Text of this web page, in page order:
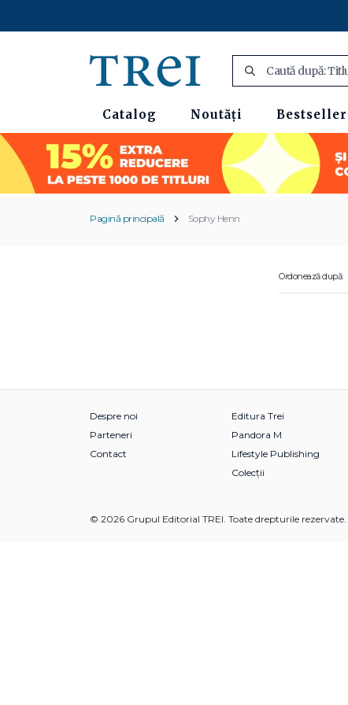
Catalog Noutăți Bestseller
Pagină principală Sophy Henn
Ordonează după:
Despre noi
Parteneri
Contact
Editura Trei
Pandora M
Lifestyle Publishing
Colecții
© 2026 Grupul Editorial TREI. Toate drepturile rezervate.